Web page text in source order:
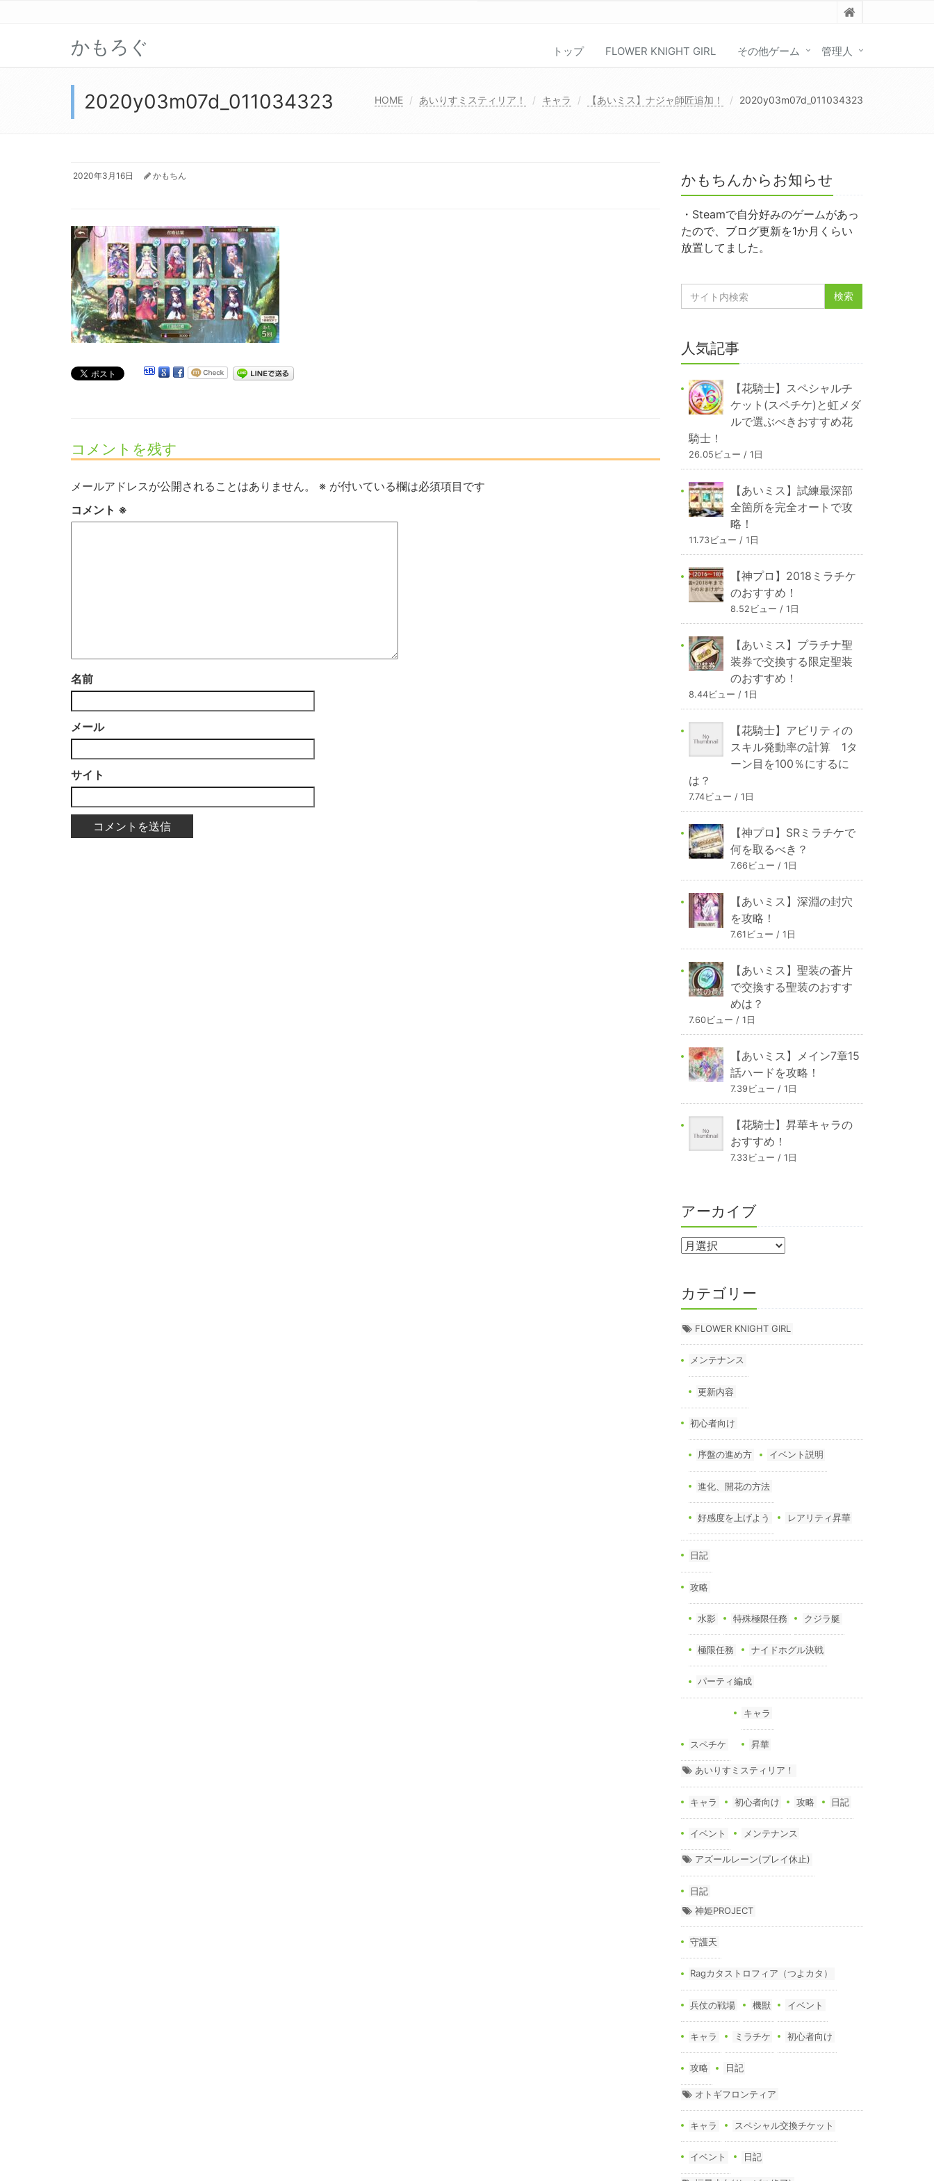
かもろぐ トップ FLOWER KNIGHT GIRL その他ゲーム 管理人
2020y03m07d_011034323 HOME あいりすミスティリア！ キャラ 【あいミス】ナジャ師匠追加！ 2020y03m07d_011034323
2020年3月16日 かもちん
コメントを残す
メールアドレスが公開されることはありません。 ※ が付いている欄は必須項目です
コメント ※
名前
メール
サイト
かもちんからお知らせ
・Steamで自分好みのゲームがあっ
たので、ブログ更新を1か月くらい
放置してました。
人気記事
【花騎士】スペシャルチ
ケット(スペチケ)と虹メダ
ルで選ぶべきおすすめ花
騎士！
26.05ビュー / 1日
【あいミス】試練最深部
全箇所を完全オートで攻
略！
11.73ビュー / 1日
【神プロ】2018ミラチケ
のおすすめ！
8.52ビュー / 1日
【あいミス】プラチナ聖
装券で交換する限定聖装
のおすすめ！
8.44ビュー / 1日
【花騎士】アビリティの
スキル発動率の計算 1タ
ーン目を100％にするに
は？
7.74ビュー / 1日
【神プロ】SRミラチケで
何を取るべき？
7.66ビュー / 1日
【あいミス】深淵の封穴
を攻略！
7.61ビュー / 1日
【あいミス】聖装の蒼片
で交換する聖装のおすす
めは？
7.60ビュー / 1日
【あいミス】メイン7章15
話ハードを攻略！
7.39ビュー / 1日
【花騎士】昇華キャラの
おすすめ！
7.33ビュー / 1日
アーカイブ
カテゴリー
FLOWER KNIGHT GIRL
メンテナンス
更新内容
初心者向け
序盤の進め方 イベント説明
進化、開花の方法
好感度を上げよう レアリティ昇華
日記
攻略
水影 特殊極限任務 クジラ艇
極限任務 ナイドホグル決戦
パーティ編成
スペチケ
キャラ
昇華
あいりすミスティリア！
キャラ 初心者向け 攻略 日記
イベント メンテナンス
アズールレーン(プレイ休止)
日記
神姫PROJECT
守護天
Ragカタストロフィア（つよカタ）
兵仗の戦場 機獣 イベント
キャラ ミラチケ 初心者向け
攻略 日記
オトギフロンティア
キャラ スペシャル交換チケット
イベント 日記